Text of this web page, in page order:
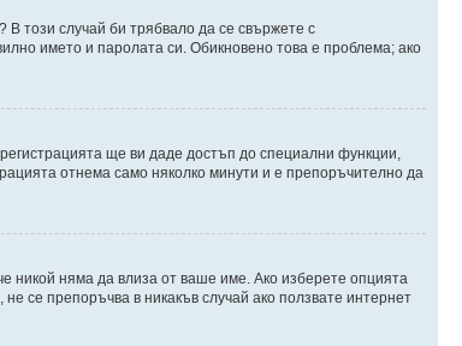
този случай би трябвало да се свържете с
името и паролата си. Обикновено това е проблема; ако
ще ви даде достъп до специални функции,
отнема само няколко минути и е препоръчително да
никой няма да влиза от ваше име. Ако изберете опцията
се препоръчва в никакъв случай ако ползвате интернет